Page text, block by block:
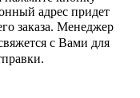
адрес придет
заказа. Менеджер
с Вами для